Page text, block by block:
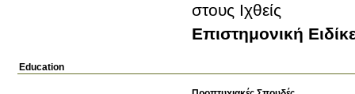
στους Ιχθείς
Επιστημονική
Education